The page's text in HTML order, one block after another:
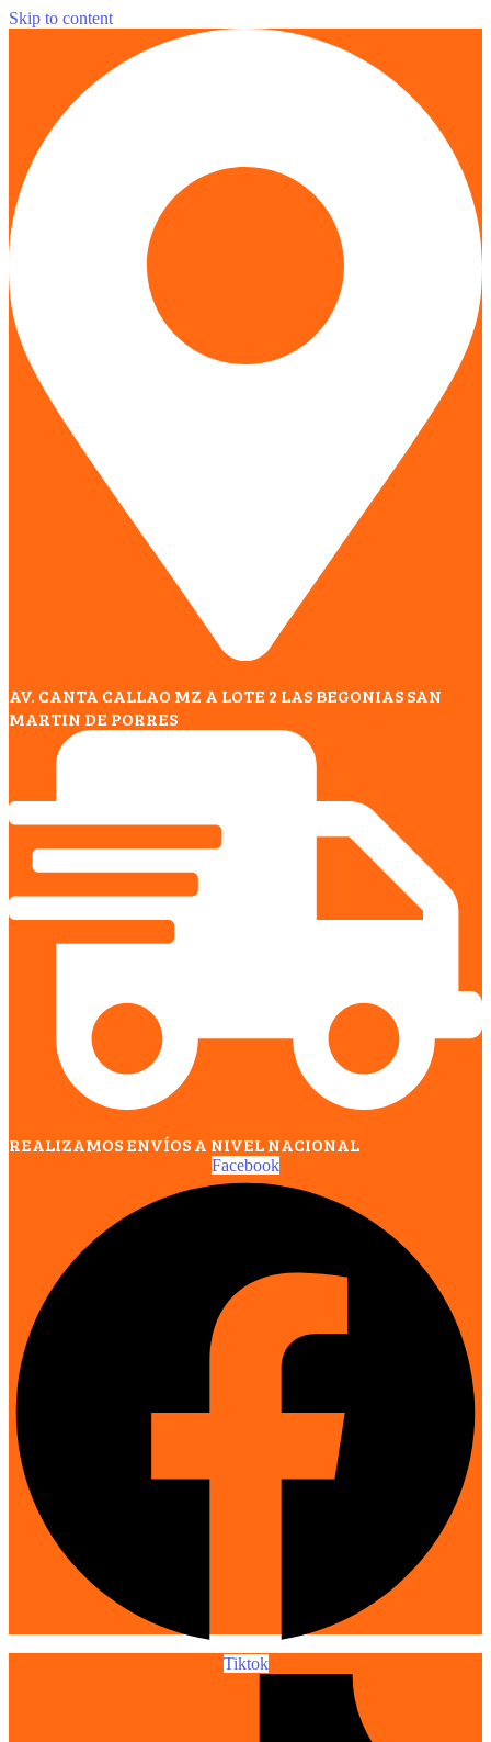
Skip to content
AV. CANTA CALLAO MZ A LOTE 2 LAS BEGONIAS SAN
MARTIN DE PORRES
REALIZAMOS ENVÍOS A NIVEL NACIONAL
Facebook
Tiktok